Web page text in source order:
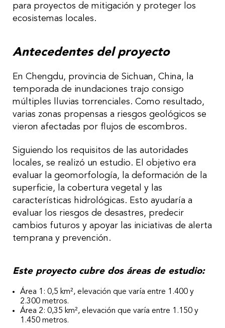
para proyectos de mitigación y proteger los
ecosistemas locales.
Antecedentes del proyecto
En Chengdu, provincia de Sichuan, China, la
temporada de inundaciones trajo consigo
múltiples lluvias torrenciales. Como resultado,
varias zonas propensas a riesgos geológicos se
vieron afectadas por flujos de escombros.
Siguiendo los requisitos de las autoridades
locales, se realizó un estudio. El objetivo era
evaluar la geomorfología, la deformación de la
superficie, la cobertura vegetal y las
características hidrológicas. Esto ayudaría a
evaluar los riesgos de desastres, predecir
cambios futuros y apoyar las iniciativas de alerta
temprana y prevención.
Este proyecto cubre dos áreas de estudio:
Área 1: 0,5 km², elevación que varía entre 1.400 y
2.300 metros.
Área 2: 0,35 km², elevación que varía entre 1.150 y
1.450 metros.